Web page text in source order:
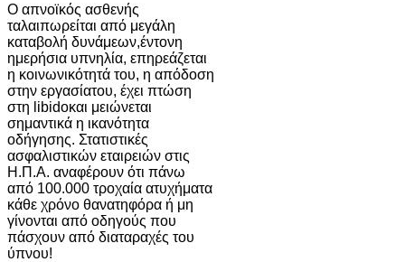
Ο απνοϊκός ασθενής
ταλαιπωρείται από μεγάλη
καταβολή δυνάμεων,έντονη
ημερήσια υπνηλία, επηρεάζεται
η κοινωνικότητά του, η απόδοση
στην εργασίατου, έχει πτώση
στη libidoκαι μειώνεται
σημαντικά η ικανότητα
οδήγησης. Στατιστικές
ασφαλιστικών εταιρειών στις
Η.Π.Α. αναφέρουν ότι πάνω
από 100.000 τροχαία ατυχήματα
κάθε χρόνο θανατηφόρα ή μη
γίνονται από οδηγούς που
πάσχουν από διαταραχές του
ύπνου!